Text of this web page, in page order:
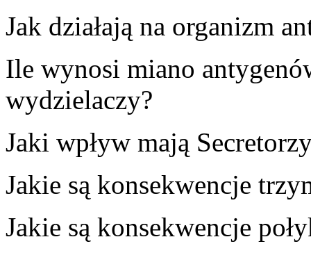
Jak działają na organizm
Ile wynosi miano
wydzielaczy?
Jaki wpływ mają
Jakie są konsekwencje
Jakie są konsekwencje